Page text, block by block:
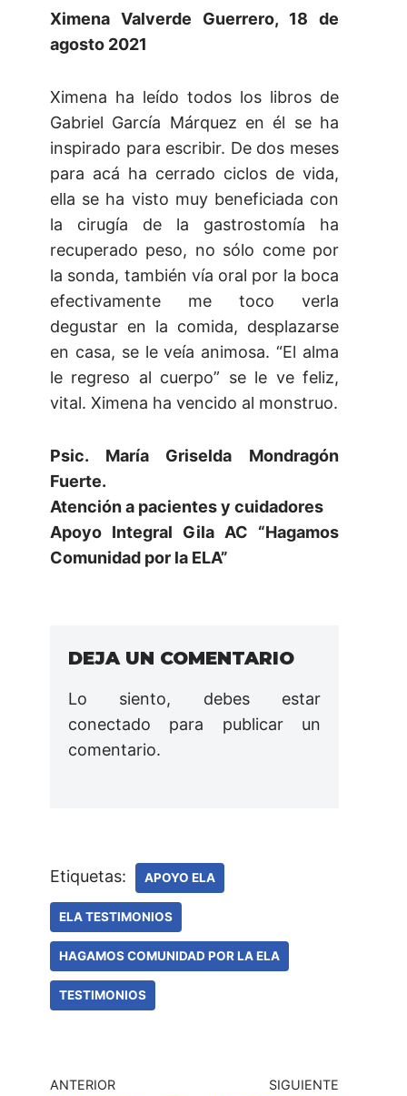
Ximena Valverde Guerrero, 18 de
agosto 2021
Ximena ha leído todos los libros de
Gabriel García Márquez en él se ha
inspirado para escribir. De dos meses
para acá ha cerrado ciclos de vida,
ella se ha visto muy beneficiada con
la cirugía de la gastrostomía ha
recuperado peso, no sólo come por
la sonda, también vía oral por la boca
efectivamente me toco verla
degustar en la comida, desplazarse
en casa, se le veía animosa. “El alma
le regreso al cuerpo” se le ve feliz,
vital. Ximena ha vencido al monstruo.
Psic. María Griselda Mondragón
Fuerte.
Atención a pacientes y cuidadores
Apoyo Integral Gila AC “Hagamos
Comunidad por la ELA”
DEJA UN COMENTARIO
Lo siento, debes estar
conectado para publicar un
comentario.
Etiquetas: APOYO ELA
ELA TESTIMONIOS
HAGAMOS COMUNIDAD POR LA ELA
TESTIMONIOS
ANTERIOR SIGUIENTE